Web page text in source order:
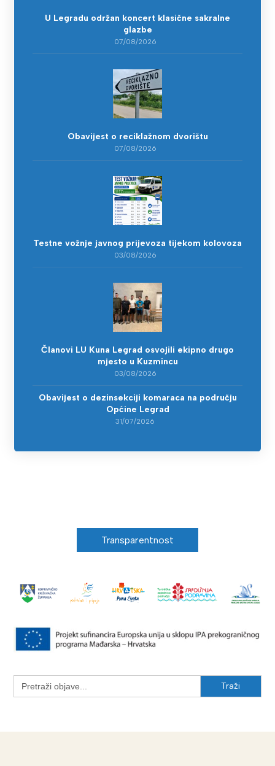
U Legradu održan koncert klasične sakralne
glazbe
07/08/2026
Obavijest o reciklažnom dvorištu
07/08/2026
Testne vožnje javnog prijevoza tijekom kolovoza
03/08/2026
Članovi LU Kuna Legrad osvojili ekipno drugo
mjesto u Kuzmincu
03/08/2026
Obavijest o dezinsekciji komaraca na području
Općine Legrad
31/07/2026
Transparentnost
Search
for: